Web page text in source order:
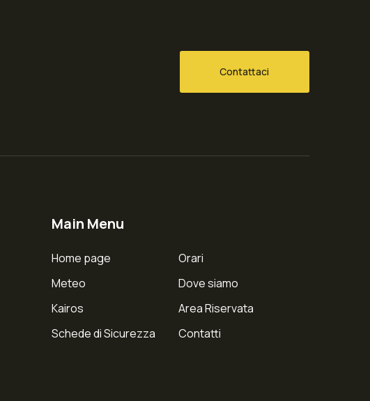
Contattaci
Main Menu
Home page
Meteo
Kairos
Schede di Sicurezza
Orari
Dove siamo
Area Riservata
Contatti